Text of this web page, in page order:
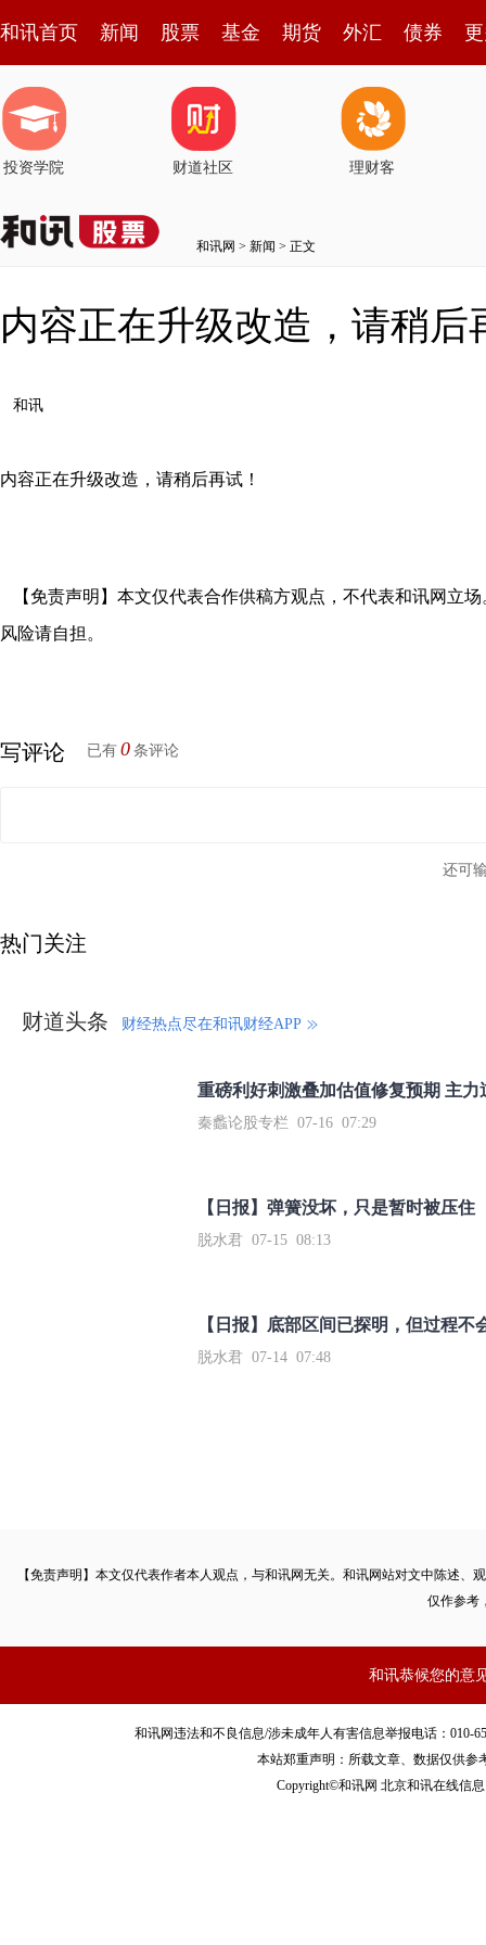
和讯首页 新闻 股票 基金 期货 外汇 债券
投资学院 财道社区 理财客
和讯网 > 新闻 > 正文
内容正在升级改造，请稍后
和讯
内容正在升级改造，请稍后再试！
【免责声明】本文仅代表合作供稿方观点，不代表和讯网立
风险请自担。
写评论 已有 0 条评论
还可
热门关注
财道头条 财经热点尽在和讯财经APP
秦蠡论股专栏 07-16 07:29
【日报】弹簧没坏，只是暂时被压住
脱水君 07-15 08:13
【日报】底部区间已探明，但过程不
脱水君 07-14 07:48
【免责声明】本文仅代表作者本人观点，与和讯网无关。和讯网站对文中陈述
仅作参考
和讯恭候您的意
和讯网违法和不良信息/涉未成年人有害信息举报电话：010-
本站郑重声明：所载文章、数据仅供参
Copyright©和讯网 北京和讯在线信